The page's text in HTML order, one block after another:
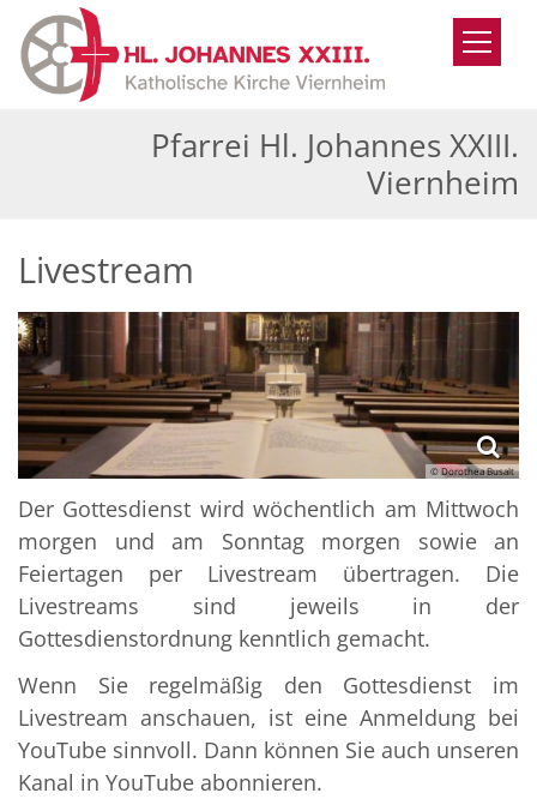
Zum Inhalt springen
Pfarrei Hl. Johannes XXIII.
Viernheim
Livestream
© Dorothea Busalt
Der Gottesdienst wird wöchentlich am Mittwoch
morgen und am Sonntag morgen sowie an
Feiertagen per Livestream übertragen. Die
Livestreams sind jeweils in der
Gottesdienstordnung kenntlich gemacht.
Wenn Sie regelmäßig den Gottesdienst im
Livestream anschauen, ist eine Anmeldung bei
YouTube sinnvoll. Dann können Sie auch unseren
Kanal in YouTube abonnieren.